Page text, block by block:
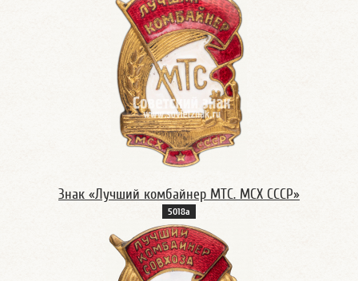
Знак «Лучший комбайнер МТС. МСХ СССР»
5018а